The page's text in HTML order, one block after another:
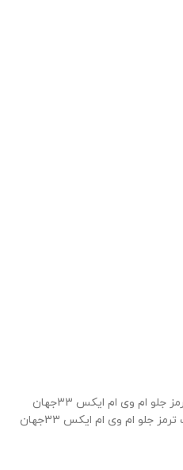
لنت ترمز جلو ام وی ام ایکس 33جهان لنتلنت ترمز جلو ام وی ام ایکس 33جهان لنتلنت ترمز جلو ام وی ام ایکس 33جهان لنتلنت ترمز جلو ام وی ام ایکس 33جهان
لنتلنت ترمز جلو ام وی ام ایکس 33جهان لنتلنت ترمز جلو ام وی ام ایکس 33جهان لنتلنت ترمز جلو ام وی ام ایکس 33جهان لنتلنت ترمز جلو ام وی ام ایکس 33جهان